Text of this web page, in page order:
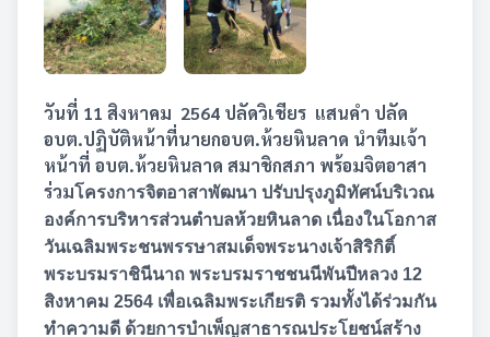
วันที่ 11 สิงหาคม 2564 ปลัดวิเชียร แสนคำ ปลัด
อบต.ปฏิบัติหน้าที่นายกอบต.ห้วยหินลาด นำทีมเจ้า
หน้าที่ อบต.ห้วยหินลาด สมาชิกสภา พร้อมจิตอาสา
ร่วมโครงการจิตอาสาพัฒนา ปรับปรุงภูมิทัศน์บริเวณ
องค์การบริหารส่วนตำบลห้วยหินลาด เนื่องในโอกาส
วันเฉลิมพระชนพรรษาสมเด็จพระนางเจ้าสิริกิติ์
พระบรมราชินีนาถ พระบรมราชชนนีพันปีหลวง 12
สิงหาคม 2564 เพื่อเฉลิมพระเกียรติ รวมทั้งได้ร่วมกัน
ทำความดี ด้วยการบำเพ็ญสาธารณประโยชน์สร้าง